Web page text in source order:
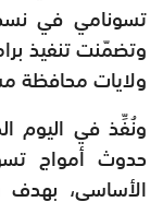
تسونامي في
وتضمّنت تنفيذ
ولايات محافظة
ونُفِّذ في اليوم
حدوث أمواج
الأساسي، بهدف